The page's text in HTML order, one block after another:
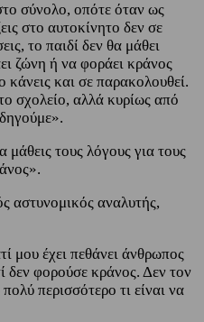
σύνολο, οπότε όταν ως
στο αυτοκίνητο δεν σε
το παιδί δεν θα μάθει
ζώνη ή να φοράει κράνος
κάνεις και σε παρακολουθεί.
σχολείο, αλλά κυρίως από
μάθεις τους λόγους για τους
αστυνομικός αναλυτής,
μου έχει πεθάνει άνθρωπος
δεν φορούσε κράνος. Δεν τον
περισσότερο τι είναι να